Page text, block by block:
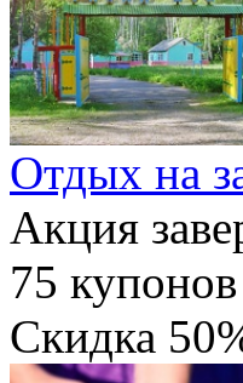
Отдых на
Акция
75
Скидка